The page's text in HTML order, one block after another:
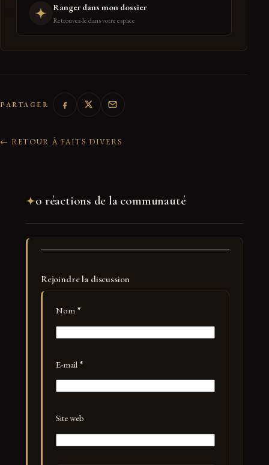
Ranger dans mon dossier
Retrouvez-le dans votre espace
PARTAGER
← RETOUR À FAITS DIVERS
0 réactions de la communauté
Rejoindre la discussion
Nom *
E-mail *
Site web